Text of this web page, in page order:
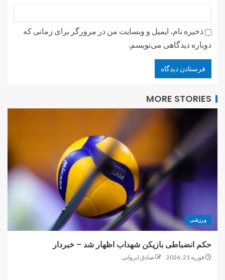
ذخیره نام، ایمیل و وبسایت من در مرورگر برای زمانی که
دوباره دیدگاهی می‌نویسم.
MORE STORIES
ورزشی
حکم انضباطی بازیکن شهداب اظهار شد – خبردار
فوریه 21, 2026 صادق ایروانی